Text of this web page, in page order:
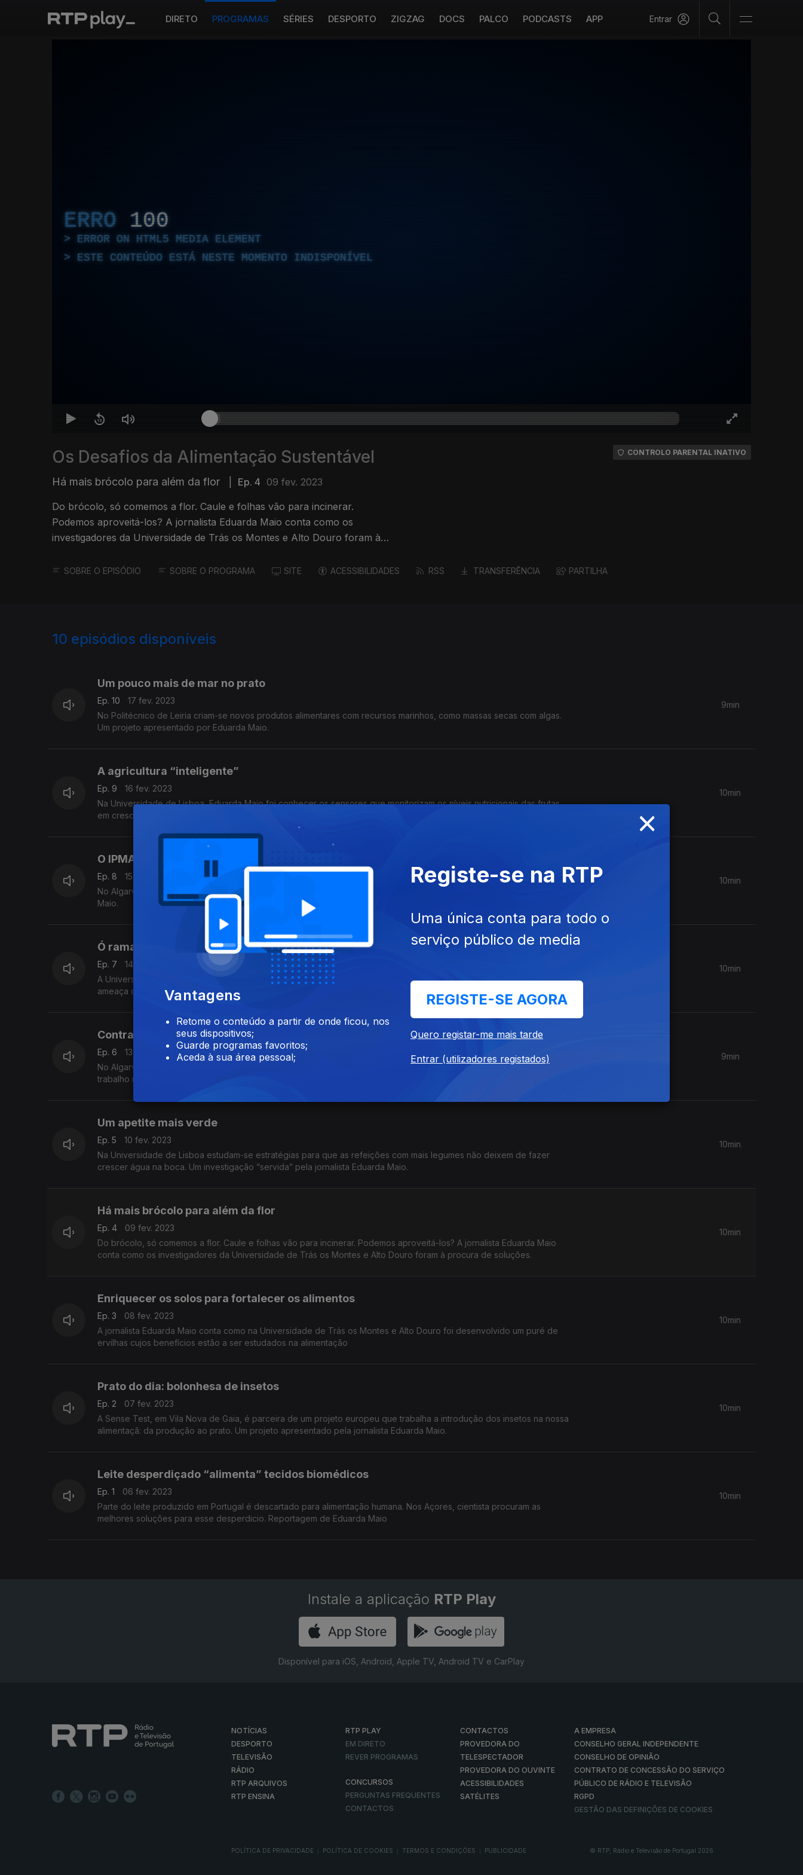
DIRETO PROGRAMAS SÉRIES DESPORTO ZIGZAG DOCS PALCO PODCASTS APP Entrar
ERRO 100
ERROR ON HTML5 MEDIA ELEMENT
ESTE CONTEÚDO ESTÁ NESTE MOMENTO INDISPONÍVEL
Os Desafios da Alimentação Sustentável
Há mais brócolo para além da flor Ep. 4 09 fev. 2023
Do brócolo, só comemos a flor. Caule e folhas vão para incinerar.
Podemos aproveitá-los? A jornalista Eduarda Maio conta como os
investigadores da Universidade de Trás os Montes e Alto Douro foram à
CONTROLO PARENTAL INATIVO
SOBRE O EPISÓDIO SOBRE O PROGRAMA SITE ACESSIBILIDADES RSS TRANSFERÊNCIA PARTILHA
10 episódios disponíveis
Um pouco mais de mar no prato
Ep. 10
17 fev. 2023
No Politécnico de Leiria criam-se novos produtos alimentares com recursos marinhos, como massas secas com algas.
Um projeto apresentado por Eduarda Maio.
9min
A agricultura “inteligente”
Ep. 9
16 fev. 2023
Na Universidade de Lisboa, Eduarda Maio foi conhecer os sensores que monitorizam os níveis nutricionais das frutas
em crescimento, permitindo culturas com o mínimo de desperdício de água e solo.
10min
O IPMA de olho nos polvos
Ep. 8
15 fev. 2023
No Algarve procura-se conciliar a pesca do polvo e a defesa desta espécie e do ecossistema. Trabalho de Eduarda
Maio.
10min
Ó rama, ó que linda rama!
Ep. 7
14 fev. 2023
A Universidade de Évora estuda formas de tornar os olivais mais resistentes às alterações climáticas que favorecem a
ameaça das pragas. Um trabalho de Eduarda Maio.
10min
Contra o desperdício dos mexilhões
Ep. 6
13 fev. 2023
No Algarve, o Centro de Ciências do Mar participa no esforço europeu para valorizar mais os produtos marinhos. Um
trabalho retratado pela jornalista Eduarda Maio.
9min
Um apetite mais verde
Ep. 5
10 fev. 2023
Na Universidade de Lisboa estudam-se estratégias para que as refeições com mais legumes não deixem de fazer
crescer água na boca. Um investigação “servida” pela jornalista Eduarda Maio.
10min
Há mais brócolo para além da flor
Ep. 4
09 fev. 2023
Do brócolo, só comemos a flor. Caule e folhas vão para incinerar. Podemos aproveitá-los? A jornalista Eduarda Maio
conta como os investigadores da Universidade de Trás os Montes e Alto Douro foram à procura de soluções.
10min
Enriquecer os solos para fortalecer os alimentos
Ep. 3
08 fev. 2023
A jornalista Eduarda Maio conta como na Universidade de Trás os Montes e Alto Douro foi desenvolvido um puré de
ervilhas cujos benefícios estão a ser estudados na alimentação
10min
Prato do dia: bolonhesa de insetos
Ep. 2
07 fev. 2023
A Sense Test, em Vila Nova de Gaia, é parceira de um projeto europeu que trabalha a introdução dos insetos na nossa
alimentaçã: da produção ao prato. Um projeto apresentado pela jornalista Eduarda Maio.
10min
Leite desperdiçado “alimenta” tecidos biomédicos
Ep. 1
06 fev. 2023
Parte do leite produzido em Portugal é descartado para alimentação humana. Nos Açores, cientista procuram as
melhores soluções para esse desperdicio. Reportagem de Eduarda Maio
10min
Instale a aplicação RTP Play
Disponível para iOS, Android, Apple TV, Android TV e CarPlay
NOTÍCIAS
DESPORTO
TELEVISÃO
RÁDIO
RTP ARQUIVOS
RTP ENSINA
RTP PLAY
EM DIRETO
REVER PROGRAMAS
CONCURSOS
PERGUNTAS FREQUENTES
CONTACTOS
CONTACTOS
PROVEDORA DO
TELESPECTADOR
PROVEDORA DO OUVINTE
ACESSIBILIDADES
SATÉLITES
A EMPRESA
CONSELHO GERAL INDEPENDENTE
CONSELHO DE OPINIÃO
CONTRATO DE CONCESSÃO DO SERVIÇO
PÚBLICO DE RÁDIO E TELEVISÃO
RGPD
GESTÃO DAS DEFINIÇÕES DE COOKIES
POLÍTICA DE PRIVACIDADE POLÍTICA DE COOKIES TERMOS E CONDIÇÕES PUBLICIDADE © RTP, Rádio e Televisão de Portugal 2026
×
Vantagens
Retome o conteúdo a partir de onde ficou, nos
seus dispositivos;
Guarde programas favoritos;
Aceda à sua área pessoal;
Registe-se na RTP
Uma única conta para todo o
serviço público de media
REGISTE-SE AGORA
Quero registar-me mais tarde
Entrar (utilizadores registados)